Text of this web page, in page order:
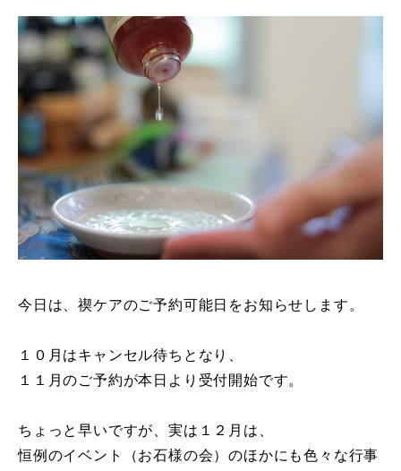
今日は、禊ケアのご予約可能日をお知らせします。
１０月はキャンセル待ちとなり、
１１月のご予約が本日より受付開始です。
ちょっと早いですが、実は１２月は、
恒例のイベント（お石様の会）のほかにも色々な行事